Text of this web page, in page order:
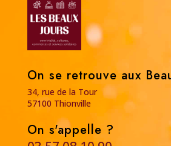
On se retrouve aux
34, rue de la Tour
57100 Thionville
On s'appelle ?